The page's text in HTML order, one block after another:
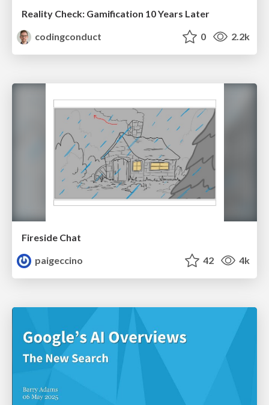
Reality Check: Gamification 10 Years Later
codingconduct
0 2.2k
Fireside Chat
paigeccino
42 4k